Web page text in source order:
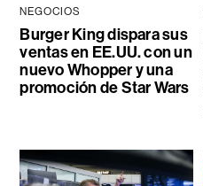
NEGOCIOS
Burger King dispara sus
ventas en EE.UU. con un
nuevo Whopper y una
promoción de Star Wars